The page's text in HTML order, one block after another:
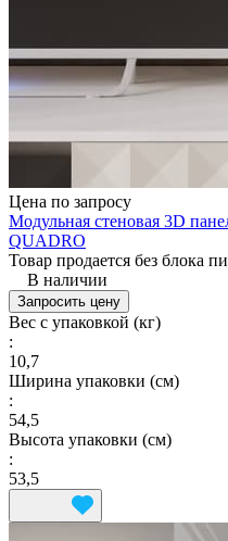
Цена по запросу
Модульная стеновая 3D
QUADRO
Товар продается без блока
В наличии
Запросить цену
Вес с упаковкой (кг)
:
10,7
Ширина упаковки (см)
:
54,5
Высота упаковки (см)
:
53,5